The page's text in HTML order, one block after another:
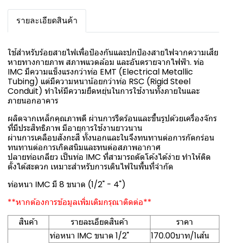
รายละเอียดสินค้า
ใช้สำหรับร้อยสายไฟเพื่อป้องกันและปกป้องสายไฟจากความเสีย
หายทางกายภาพ สภาพแวดล้อม และอันตรายจากไฟฟ้า. ท่อ
IMC มีความแข็งแรงกว่าท่อ EMT (Electrical Metallic
Tubing) แต่มีความหนาน้อยกว่าท่อ RSC (Rigid Steel
Conduit) ทำให้มีความยืดหยุ่นในการใช้งานทั้งภายในและ
ภายนอกอาคาร
ผลิตจากเหล็กคุณภาพดี ผ่านการรีดร้อนและขึ้นรูปด้วยเครื่องจักร
ที่มีประสิทธิภาพ มีอายุการใช้งานยาวนาน
ผ่านการเคลือบสังกะสี ทั้งนอกและในจึงทนทานต่อการกัดกร่อน
ทนทานต่อการเกิดสนิมและทนต่อสภาพอากาศ
ปลายท่อเกลียว เป็นท่อ IMC ที่สามารถดัดโค้งได้ง่าย ทำให้ติด
ตั้งได้สะดวก เหมาะสำหรับการเดินไฟในพื้นที่จำกัด
ท่อหนา IMC มี 8 ขนาด (1/2" - 4")
**หากต้องการข้อมูลเพิ่มเติมกรุณาติดต่อ**
สินค้า
รายละเอียดสินค้า
ราคา
ท่อหนา IMC ขนาด 1/2"
170.00บาท/1เส้น